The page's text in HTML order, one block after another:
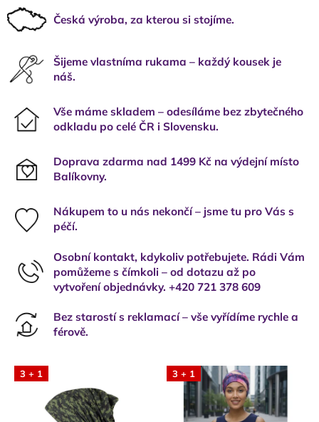
Česká výroba, za kterou si stojíme.
Šijeme vlastníma rukama – každý kousek je
náš.
Vše máme skladem – odesíláme bez zbytečného
odkladu po celé ČR i Slovensku.
Doprava zdarma nad 1499 Kč na výdejní místo
Balíkovny.
Nákupem to u nás nekončí – jsme tu pro Vás s
péčí.
Osobní kontakt, kdykoliv potřebujete. Rádi Vám
pomůžeme s čímkoli – od dotazu až po
vytvoření objednávky. +420 721 378 609
Bez starostí s reklamací – vše vyřídíme rychle a
férově.
3 + 1 3 + 1